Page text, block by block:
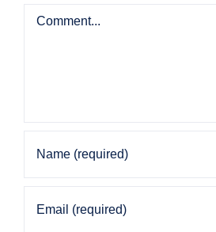
Comment